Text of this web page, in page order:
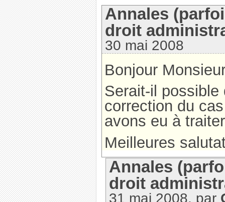
Annales
droit
30 mai 2008
Bonjour
Serait-il possible
correction du
avons eu à
Meilleures
Annales
droit
31 mai 2008, par